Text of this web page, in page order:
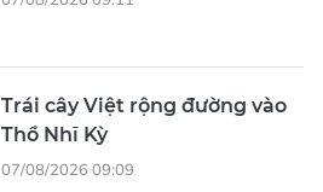
Trái cây Việt rộng đường vào
Thổ Nhĩ Kỳ
07/08/2026 09:09